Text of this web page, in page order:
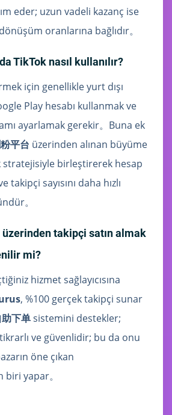
eder; uzun vadeli kazanç ise
oranlarına bağlıdır。
TikTok nasıl kullanılır?
için genellikle yurt dışı
Play hesabı kullanmak ve
ayarlamak gerekir。Buna ek
平台 üzerinden alınan büyüme
birleştirerek hesap
sayısını daha hızlı
。
takipçi satın almak
mi?
hizmet sağlayıcısına
, %100 gerçek takipçi sunar
下单sistemini destekler;
ve güvenlidir; bu da onu
öne çıkan
yapar。